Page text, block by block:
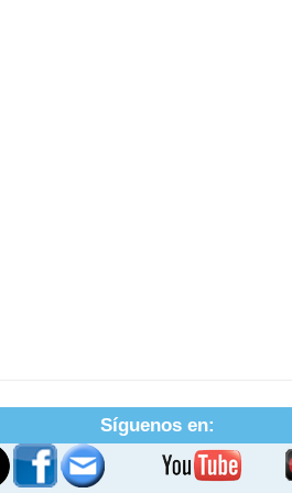
Síguenos en: